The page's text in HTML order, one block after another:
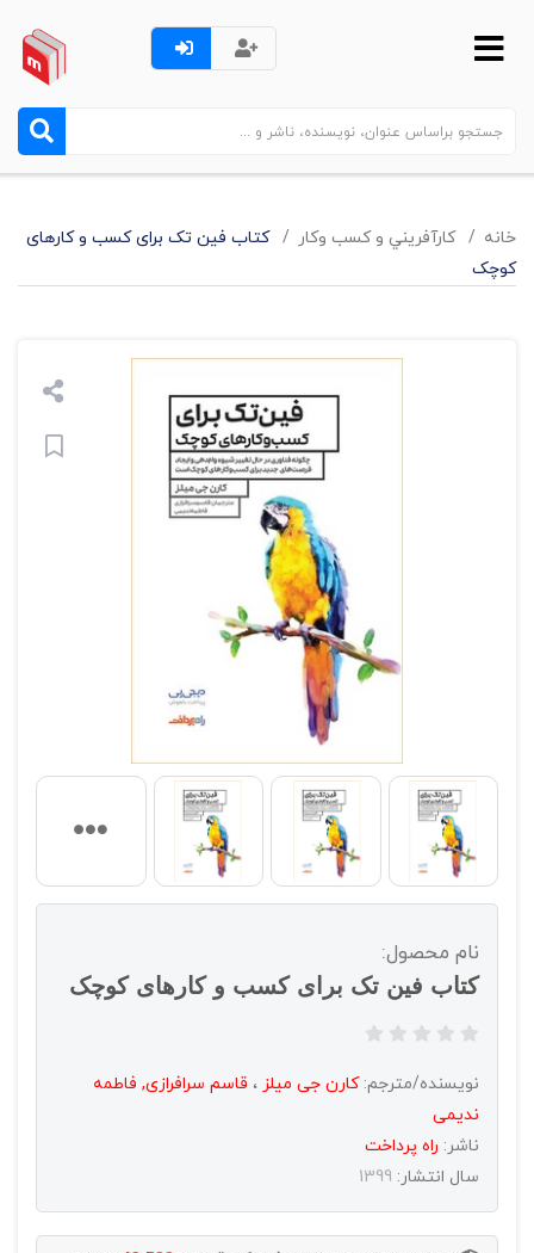
خانه کارآفريني و کسب وکار
کتاب فین تک برای کسب و کارهای
کوچک
نام محصول:
کتاب فین تک برای کسب و کارهای کوچک
نویسنده/مترجم:کارن جی میلز ، قاسم سرافرازی, فاطمه
ندیمی
ناشر: راه پرداخت
سال انتشار: 1399